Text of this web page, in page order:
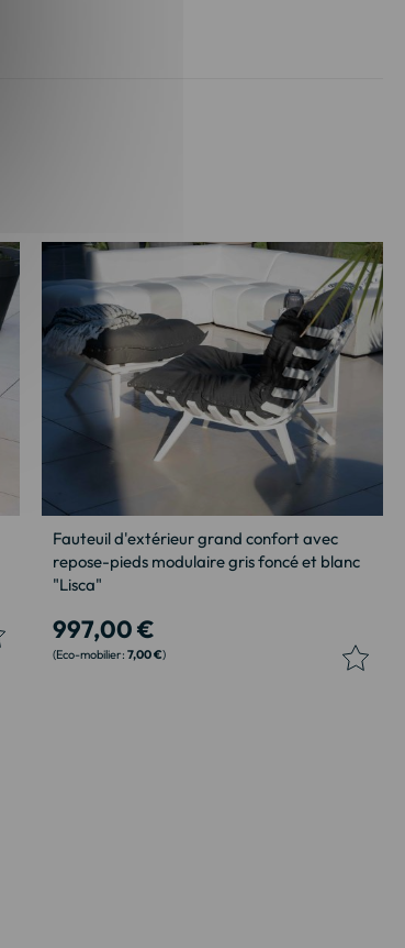
Fauteuil d'extérieur grand confort avec
repose-pieds modulaire gris foncé et blanc
"Lisca"
997,00 €
7,00 €